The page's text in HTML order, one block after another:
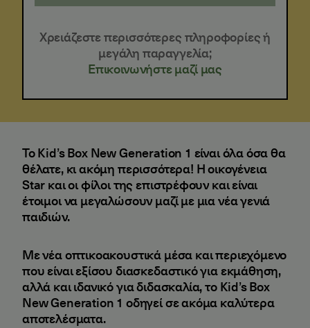
Χρειάζεστε περισσότερες πληροφορίες ή
μεγάλη παραγγελία;
Επικοινωνήστε μαζί μας
Το Kid’s Box New Generation 1 είναι όλα όσα θα
θέλατε, κι ακόμη περισσότερα! Η οικογένεια
Star και οι φίλοι της επιστρέφουν και είναι
έτοιμοι να μεγαλώσουν μαζί με μια νέα γενιά
παιδιών.
Με νέα οπτικοακουστικά μέσα και περιεχόμενο
που είναι εξίσου διασκεδαστικό για εκμάθηση,
αλλά και ιδανικό για διδασκαλία, το Kid’s Box
New Generation 1 οδηγεί σε ακόμα καλύτερα
αποτελέσματα.